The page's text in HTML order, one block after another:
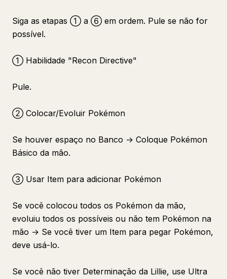
Siga as etapas ① a ⑥ em ordem. Pule se não for
possível.
① Habilidade "Recon Directive"
Pule.
② Colocar/Evoluir Pokémon
Se houver espaço no Banco → Coloque Pokémon
Básico da mão.
③ Usar Item para adicionar Pokémon
Se você colocou todos os Pokémon da mão,
evoluiu todos os possíveis ou não tem Pokémon na
mão → Se você tiver um Item para pegar Pokémon,
deve usá-lo.
Se você não tiver Determinação da Lillie, use Ultra